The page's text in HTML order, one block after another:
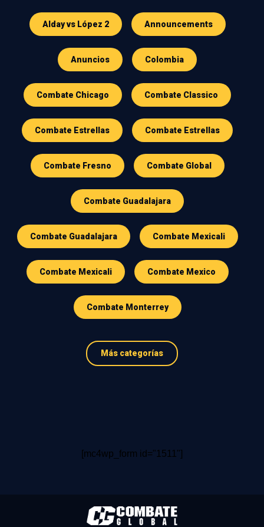
Alday vs López 2 Announcements
Anuncios Colombia
Combate Chicago Combate Classico
Combate Estrellas Combate Estrellas
Combate Fresno Combate Global
Combate Guadalajara
Combate Guadalajara Combate Mexicali
Combate Mexicali Combate Mexico
Combate Monterrey
Más categorías
[mc4wp_form id="1511"]